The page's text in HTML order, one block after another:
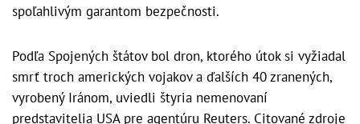
spoľahlivým garantom bezpečnosti.
Podľa Spojených štátov bol dron, ktorého útok si vyžiadal
smrť troch amerických vojakov a ďalších 40 zranených,
vyrobený Iránom, uviedli štyria nemenovaní
predstavitelia USA pre agentúru Reuters. Citované zdroje